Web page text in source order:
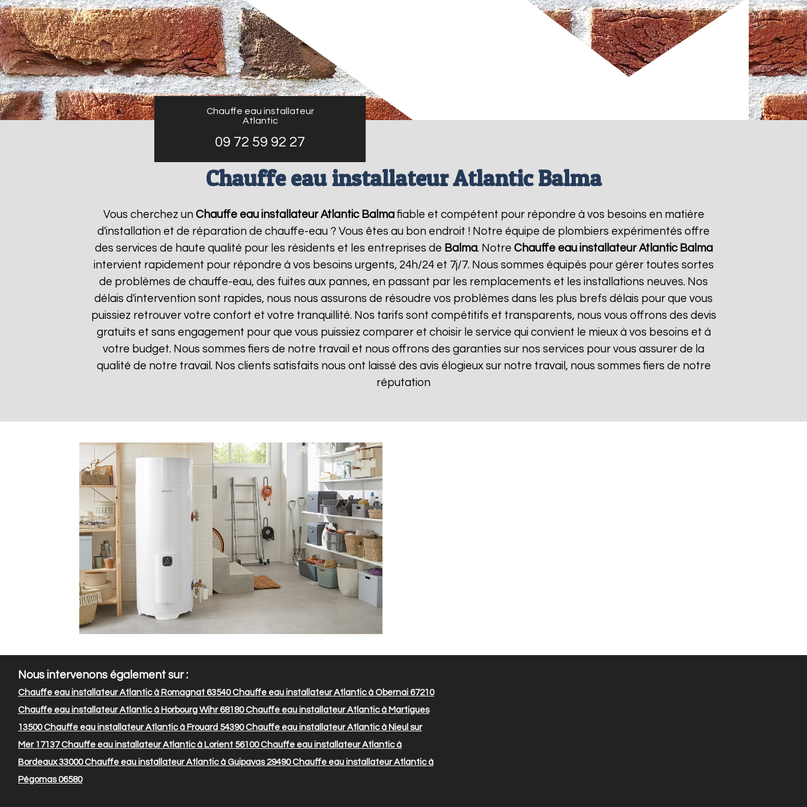
Chauffe eau installateur
Atlantic
09 72 59 92 27
Chauffe eau installateur Atlantic Balma
Vous cherchez un Chauffe eau installateur Atlantic Balmafiable et compétent pour répondre à vos besoins en matière
d'installation et de réparation de chauffe-eau ? Vous êtes au bon endroit ! Notre équipe de plombiers expérimentés offre
des services de haute qualité pour les résidents et les entreprises de Balma. Notre Chauffe eau installateur Atlantic Balma
intervient rapidement pour répondre à vos besoins urgents, 24h/24 et 7j/7. Nous sommes équipés pour gérer toutes sortes
de problèmes de chauffe-eau, des fuites aux pannes, en passant par les remplacements et les installations neuves. Nos
délais d'intervention sont rapides, nous nous assurons de résoudre vos problèmes dans les plus brefs délais pour que vous
puissiez retrouver votre confort et votre tranquillité. Nos tarifs sont compétitifs et transparents, nous vous offrons des devis
gratuits et sans engagement pour que vous puissiez comparer et choisir le service qui convient le mieux à vos besoins et à
votre budget. Nous sommes fiers de notre travail et nous offrons des garanties sur nos services pour vous assurer de la
qualité de notre travail. Nos clients satisfaits nous ont laissé des avis élogieux sur notre travail, nous sommes fiers de notre
réputation
Nous intervenons également sur :
Chauffe eau installateur Atlantic à Romagnat 63540Chauffe eau installateur Atlantic à Obernai 67210
Chauffe eau installateur Atlantic à Horbourg Wihr 68180Chauffe eau installateur Atlantic à Martigues
13500Chauffe eau installateur Atlantic à Frouard 54390Chauffe eau installateur Atlantic à Nieul sur
Mer 17137Chauffe eau installateur Atlantic à Lorient 56100Chauffe eau installateur Atlantic à
Bordeaux 33000Chauffe eau installateur Atlantic à Guipavas 29490Chauffe eau installateur Atlantic à
Pégomas 06580